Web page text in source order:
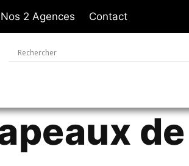
Nos 2 Agences Contact